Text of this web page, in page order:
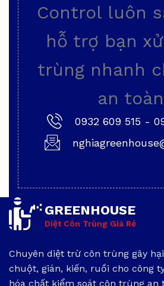
Control luôn
hỗ trợ bạn
trùng nhanh
an
0932 609 515 -
GREENHOUSE
Diệt Côn Trùng Giá Rẻ
Chuyên diệt trừ côn trùng gây
chuột, gián, kiến, ruồi cho công
hóa chất kiểm soát côn trùng an